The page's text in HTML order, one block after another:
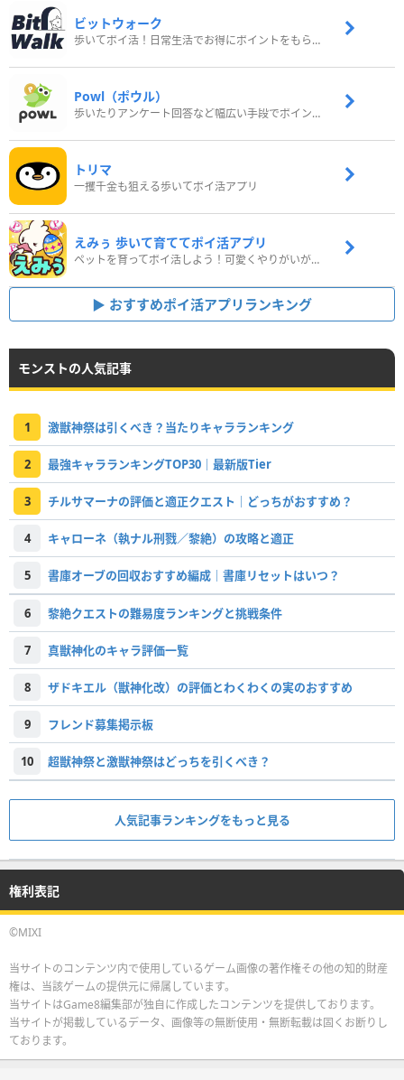
ビットウォーク
歩いてポイ活！日常生活でお得にポイントをもらおう
Powl（ポウル）
歩いたりアンケート回答など幅広い手段でポイントをゲット
トリマ
一攫千金も狙える歩いてポイ活アプリ
えみぅ 歩いて育ててポイ活アプリ
ペットを育ってポイ活しよう！可愛くやりがいがある新感覚アプリ
おすすめポイ活アプリランキング
モンストの人気記事
1 激獣神祭は引くべき？当たりキャラランキング
2 最強キャラランキングTOP30｜最新版Tier
3 チルサマーナの評価と適正クエスト｜どっちがおすすめ？
4 キャローネ（執ナル刑戮／黎絶）の攻略と適正
5 書庫オーブの回収おすすめ編成｜書庫リセットはいつ？
6 黎絶クエストの難易度ランキングと挑戦条件
7 真獣神化のキャラ評価一覧
8 ザドキエル（獣神化改）の評価とわくわくの実のおすすめ
9 フレンド募集掲示板
10 超獣神祭と激獣神祭はどっちを引くべき？
人気記事ランキングをもっと見る
権利表記
©MIXI
当サイトのコンテンツ内で使用しているゲーム画像の著作権その他の知的財産
権は、当該ゲームの提供元に帰属しています。
当サイトはGame8編集部が独自に作成したコンテンツを提供しております。
当サイトが掲載しているデータ、画像等の無断使用・無断転載は固くお断りし
ております。